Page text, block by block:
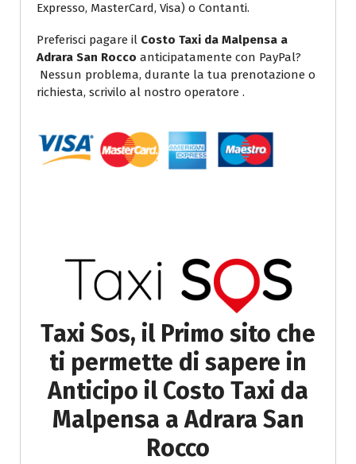
Expresso, MasterCard, Visa) o Contanti.
Preferisci pagare il Costo Taxi da Malpensa a
Adrara San Rocco anticipatamente con PayPal?
Nessun problema, durante la tua prenotazione o
richiesta, scrivilo al nostro operatore .
Taxi Sos, il Primo sito che
ti permette di sapere in
Anticipo il Costo Taxi da
Malpensa a Adrara San
Rocco